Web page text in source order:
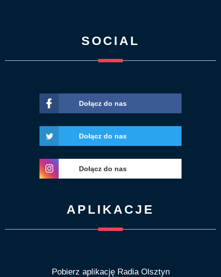
SOCIAL
Dołącz do nas
Dołącz do nas
Dołącz do nas
APLIKACJE
Pobierz aplikację Radia Olsztyn